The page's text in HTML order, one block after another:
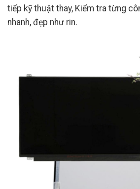
tiếp kỹ thuật thay, Kiểm tra từng
nhanh, đẹp như rin.